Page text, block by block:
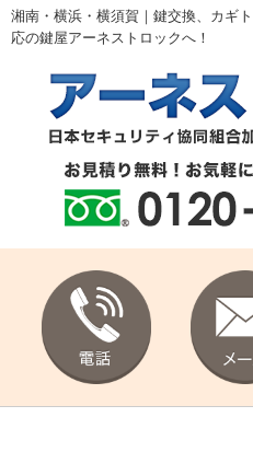
湘南・横浜・横須賀｜鍵交換、カギ
応の鍵屋アーネストロックへ！